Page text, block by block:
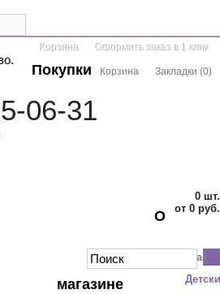
Корзина Оформить заказ в 1 клик
Покупки Корзина Закладки (0)
06-31
0 шт.
от 0 руб.
ДВУХЪЯРУСНЫЕ
О
магазине